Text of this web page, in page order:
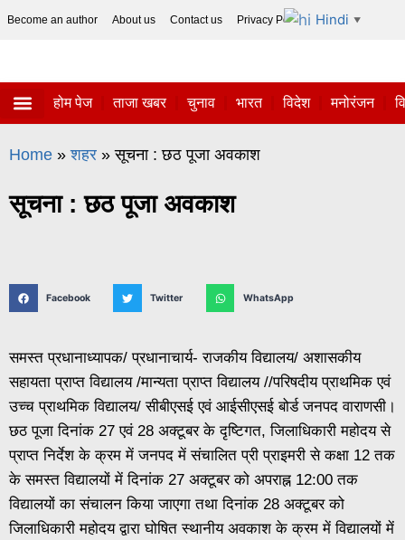
Become an author About us Contact us Privacy Policy Disclaimer
Hindi ▼
होम पेज ताजा खबर चुनाव भारत विदेश मनोरंजन
Home » शहर » सूचना : छठ पूजा अवकाश
सूचना : छठ पूजा अवकाश
Facebook Twitter WhatsApp
समस्त प्रधानाध्यापक/ प्रधानाचार्य- राजकीय विद्यालय/ अशासकीय
सहायता प्राप्त विद्यालय /मान्यता प्राप्त विद्यालय //परिषदीय प्राथमिक एवं
उच्च प्राथमिक विद्यालय/ सीबीएसई एवं आईसीएसई बोर्ड जनपद वाराणसी।
छठ पूजा दिनांक 27 एवं 28 अक्टूबर के दृष्टिगत, जिलाधिकारी महोदय से
प्राप्त निर्देश के क्रम में जनपद में संचालित प्री प्राइमरी से कक्षा 12 तक
के समस्त विद्यालयों में दिनांक 27 अक्टूबर को अपराह्न 12:00 तक
विद्यालयों का संचालन किया जाएगा तथा दिनांक 28 अक्टूबर को
जिलाधिकारी महोदय द्वारा घोषित स्थानीय अवकाश के क्रम में विद्यालयों में